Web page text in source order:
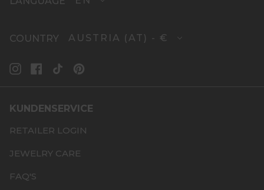
COUNTRY AUSTRIA (AT) - €
INSTAGRAM
FACEBOOK
TIKTOK
KUNDENSERVICE
RETAILER LOGIN
JEWELRY CARE
FAQ'S